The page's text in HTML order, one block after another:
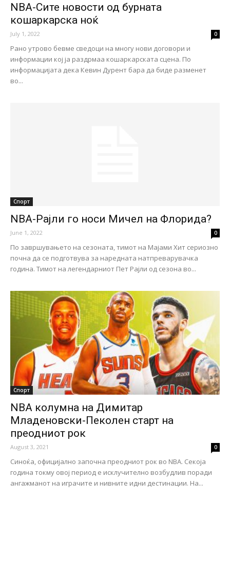
NBA-Сите новости од бурната
кошаркарска ноќ
July 1, 2022 0
Рано утрово бевме сведоци на многу нови договори и
информации кој ја раздрмаа кошаркарската сцена. По
информацијата дека Кевин Дурент бара да биде разменет
во...
Спорт
NBA-Рајли го носи Мичел на Флорида?
June 1, 2022 0
По завршувањето на сезоната, тимот на Мајами Хит сериозно
почна да се подготвува за наредната натпреварувачка
година. Тимот на легендарниот Пет Рајли од сезона во...
Спорт
NBA колумна на Димитар
Младеновски-Пеколен старт на
преодниот рок
August 3, 2021 0
Синоќа, официјално започна преодниот рок во NBA. Секоја
година токму овој период е исклучително возбудлив поради
ангажманот на играчите и нивните идни дестинации. На...